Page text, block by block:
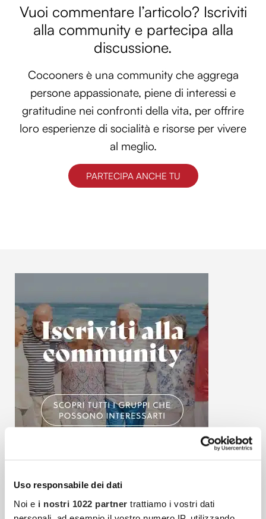
Uso responsabile dei dati
Noi e i nostri 1022 partner trattiamo i vostri dati
Vuoi commentare l’articolo? Iscriviti
alla community e partecipa alla
discussione.
Cocooners è una community che aggrega
persone appassionate, piene di interessi e
gratitudine nei confronti della vita, per offrire
loro esperienze di socialità e risorse per vivere
al meglio.
PARTECIPA ANCHE TU
Articoli più recenti